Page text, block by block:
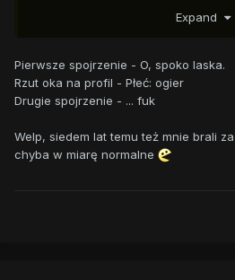
Expand
Pierwsze spojrzenie - O, spoko laska.
Rzut oka na profil - Płeć: ogier
Drugie spojrzenie - ... fuk
Welp, siedem lat temu też mnie brali
chyba w miarę normalne